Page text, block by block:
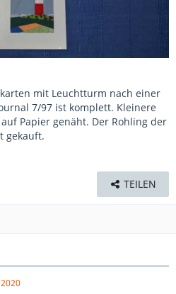
mit Leuchtturm nach einer
7/97 ist komplett. Kleinere
Papier genäht. Der Rohling der
gekauft.
TEILEN